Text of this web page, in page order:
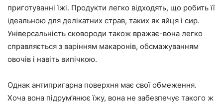
приготуванні їжі. Продукти легко відходять, що робить її
ідеальною для делікатних страв, таких як яйця і сир.
Універсальність сковороди також вражає-вона легко
справляється з варінням макаронів, обсмажуванням
овочів і навіть випічкою.
Однак антипригарна поверхня має свої обмеження.
Хоча вона підрум’янює їжу, вона не забезпечує такого ж